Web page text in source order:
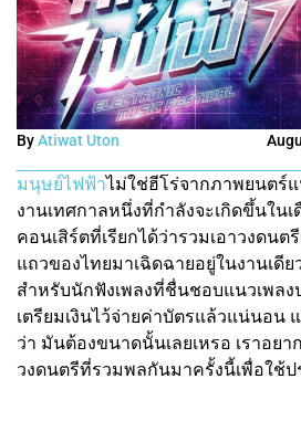
ByAtiwat Uton
มนุษย์ไฟฟ้าไม่ใช่ฮีโร่จากภาพยนตร์
งานเทศกาลหนึ่งที่กำลังจะเกิดขึ้นใน
คอนเสิร์ตที่เรียกได้ว่ารวมเอาวงดน
แถวของไทยมาเฉิดฉายอยู่ในงานเดีย
สำหรับนักฟังเพลงที่ชื่นชอบแนวเพลง
เตรียมเงินไว้จ่ายค่าบัตรแล้วแน่นอน
ว่า มันต้องขนาดนั้นเลยเหรอ เราอยา
วงดนตรีที่รวมพลกันมาครั้งนี้เพื่อใช้